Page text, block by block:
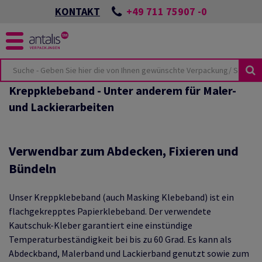
KONTAKT +49 711 75907 -0
& PALETTEN
ANTALIS
Kreppklebeband - Unter anderem für Maler-
und Lackierarbeiten
Verwendbar zum Abdecken, Fixieren und
Bündeln
Unser Kreppklebeband (auch Masking Klebeband) ist ein
flachgekrepptes Papierklebeband. Der verwendete
Kautschuk-Kleber garantiert eine einstündige
Temperaturbeständigkeit bei bis zu 60 Grad. Es kann als
Abdeckband, Malerband und Lackierband genutzt sowie zum